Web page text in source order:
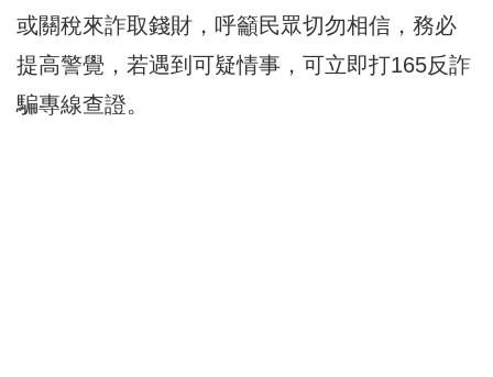
或關稅來詐取錢財，呼籲民眾切勿相信， 務必
提高警覺，若遇到可疑情事，可立即打165反詐
騙專線查證。